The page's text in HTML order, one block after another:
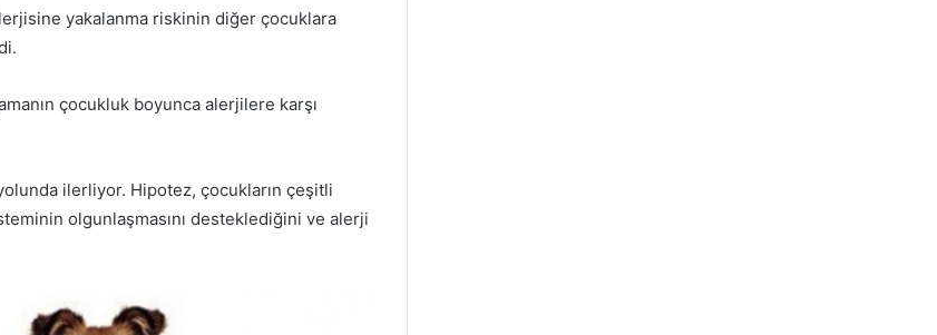
yakalanma riskinin diğer çocuklara
çocukluk boyunca alerjilere karşı
ilerliyor. Hipotez, çocukların çeşitli
olgunlaşmasını desteklediğini ve alerji